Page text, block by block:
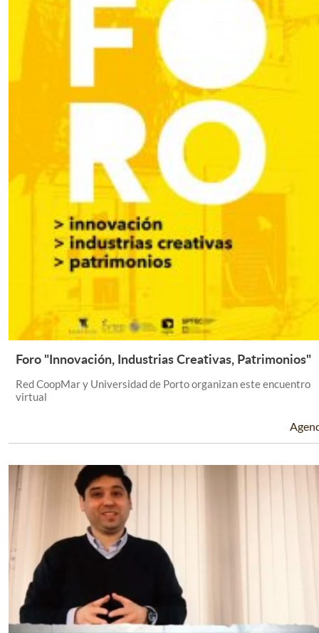
Leer Más +
Foro "Innovación, Industrias Creativas, Patrimonios"
Red CoopMar y Universidad de Porto organizan este encuentro
virtual